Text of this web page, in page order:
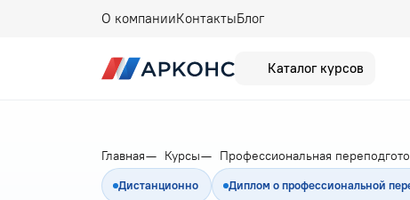
О компанииКонтактыБлог
Каталог курсов
Главная Курсы Профессиональная
Дистанционно Диплом о профессиональной